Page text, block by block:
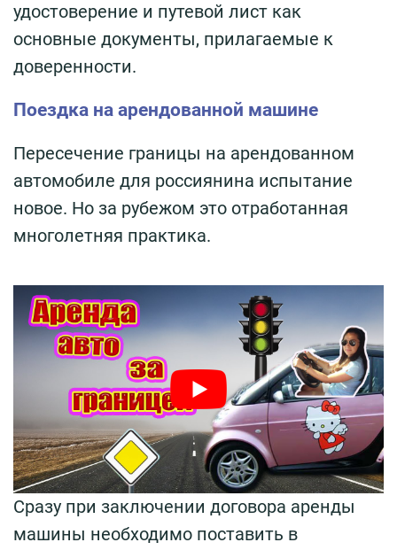
удостоверение и путевой лист как
основные документы, прилагаемые к
доверенности.
Поездка на арендованной машине
Пересечение границы на арендованном
автомобиле для россиянина испытание
новое. Но за рубежом это отработанная
многолетняя практика.
Сразу при заключении договора аренды
машины необходимо поставить в